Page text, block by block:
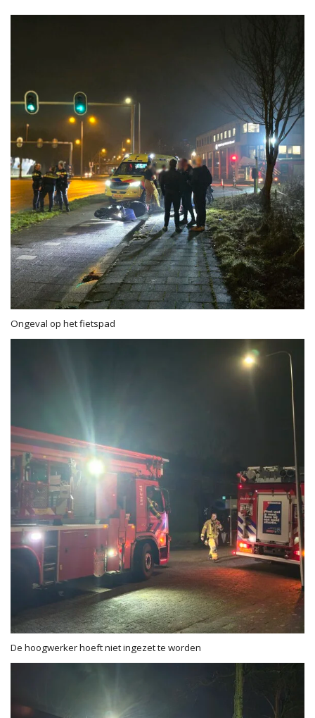
Ongeval op het fietspad
De hoogwerker hoeft niet ingezet te worden